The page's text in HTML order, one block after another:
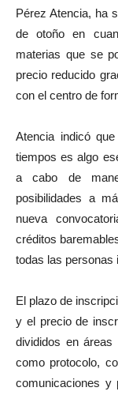
Pérez Atencia, ha
de otoño en
materias que se
precio reducido
con el centro de
Atencia indicó
tiempos es algo
a cabo de
posibilidades a
nueva
créditos
todas las personas
El plazo de
y el precio de
divididos en áreas
como protocolo,
comunicaciones y